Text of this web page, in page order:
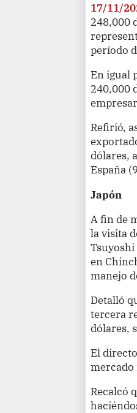
17/11/
248,000
período
En igual
240,000
Refirió,
dólares,
España
Japón
A fin de
la visita
en
manejo
Detalló
tercera
dólares,
El
Recalcó